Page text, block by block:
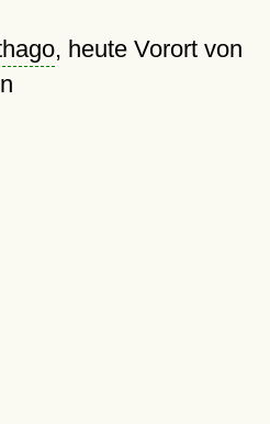
, heute Vorort von